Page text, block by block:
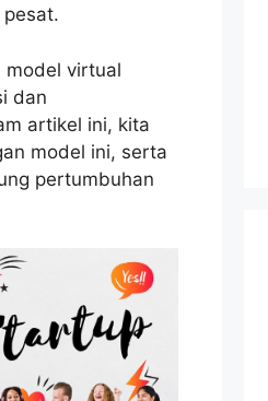
model virtual
dan
artikel ini, kita
model ini, serta
pertumbuhan